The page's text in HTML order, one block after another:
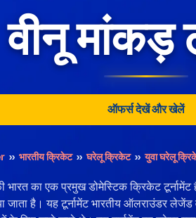
वीनू मांकड़
ऑफर्स देखें और खेलें
›› भारतीय क्रिकेट ›› घरेलू क्रिकेट ›› युवा घरेलू
भारत का एक प्रमुख डोमेस्टिक क्रिकेट
जाता है। यह टूर्नामेंट भारतीय ऑलराउंडर